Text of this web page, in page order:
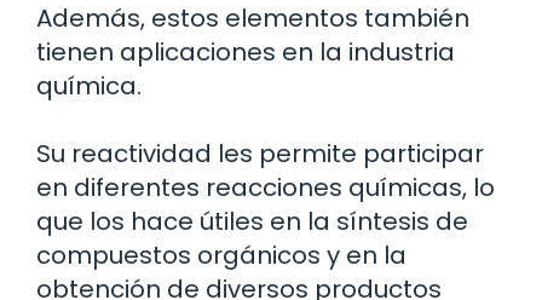
Además, estos elementos también
tienen aplicaciones en la industria
química.
Su reactividad les permite participar
en diferentes reacciones químicas, lo
que los hace útiles en la síntesis de
compuestos orgánicos y en la
obtención de diversos productos